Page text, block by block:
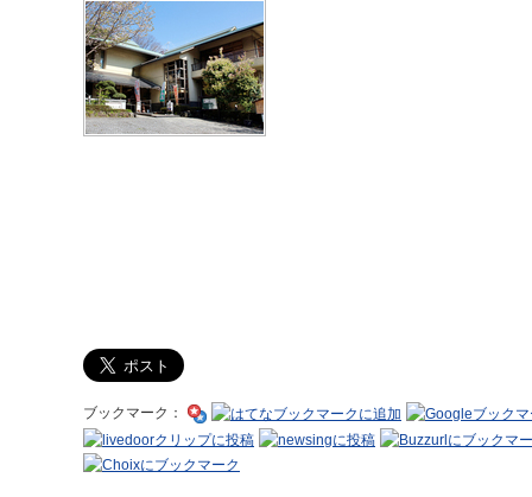
ブックマーク：